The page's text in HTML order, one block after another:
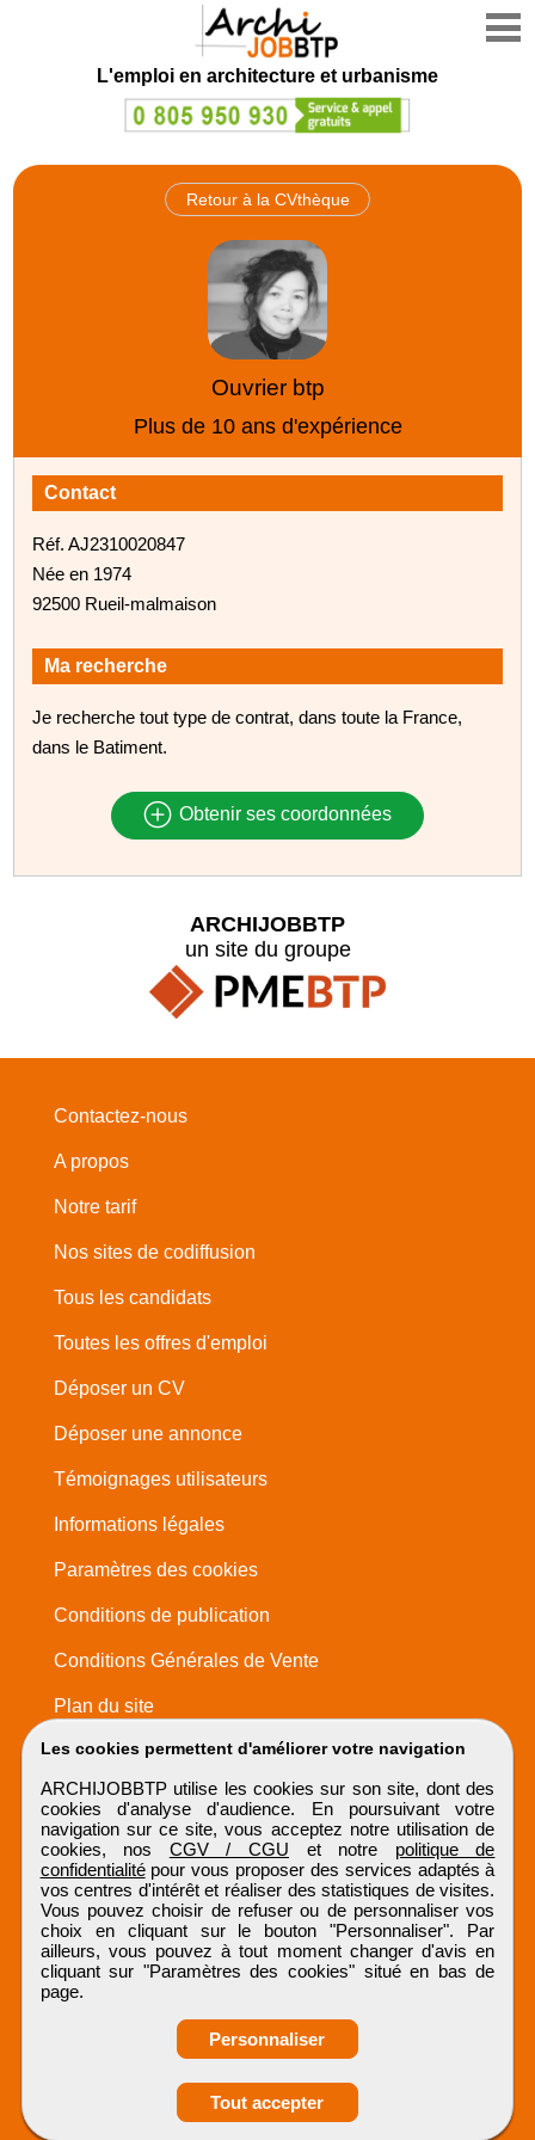
L'emploi en architecture et urbanisme
Retour à la CVthèque
Ouvrier btp
Plus de 10 ans d'expérience
Contact
Réf. AJ2310020847
Née en 1974
92500 Rueil-malmaison
Ma recherche
Je recherche tout type de contrat, dans toute la France,
dans le Batiment.
Obtenir ses coordonnées
Les cookies permettent d'améliorer votre navigation
ARCHIJOBBTP utilise les cookies sur son site, dont des
cookies d'analyse d'audience. En poursuivant votre
navigation sur ce site, vous acceptez notre utilisation de
cookies, nos CGV / CGU et notre politique de
confidentialitépour vous proposer des services adaptés à
vos centres d'intérêt et réaliser des statistiques de visites.
Vous pouvez choisir de refuser ou de personnaliser vos
choix en cliquant sur le bouton "Personnaliser". Par
ailleurs, vous pouvez à tout moment changer d'avis en
cliquant sur "Paramètres des cookies" situé en bas de
page.
Personnaliser
Tout accepter
ARCHIJOBBTP
un site du groupe
Contactez-nous
A propos
Notre tarif
Nos sites de codiffusion
Tous les candidats
Toutes les offres d'emploi
Déposer un CV
Déposer une annonce
Témoignages utilisateurs
Informations légales
Paramètres des cookies
Conditions de publication
Conditions Générales de Vente
Plan du site
ARCHIJOBBTP